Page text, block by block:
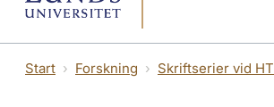
Start Forskning Skriftserier vid HT